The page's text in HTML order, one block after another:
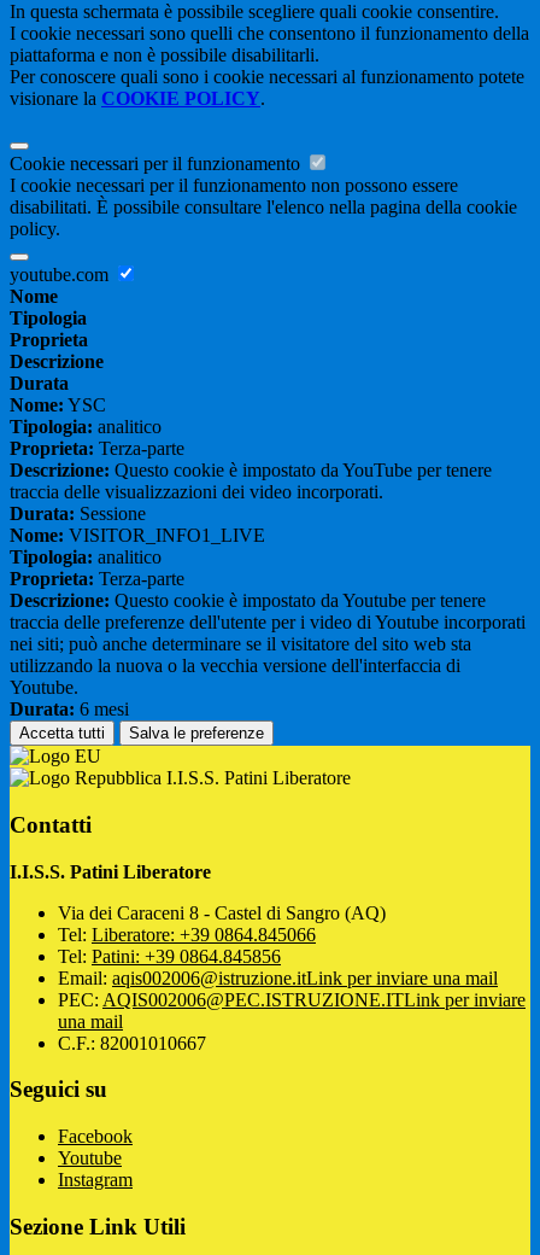
In questa schermata è possibile scegliere quali cookie consentire.
I cookie necessari sono quelli che consentono il funzionamento della
piattaforma e non è possibile disabilitarli.
Per conoscere quali sono i cookie necessari al funzionamento potete
visionare la COOKIE POLICY.
Cookie necessari per il funzionamento
I cookie necessari per il funzionamento non possono essere
disabilitati. È possibile consultare l'elenco nella pagina della cookie
policy.
youtube.com
Nome
Tipologia
Proprieta
Descrizione
Durata
Nome: YSC
Tipologia: analitico
Proprieta: Terza-parte
Descrizione: Questo cookie è impostato da YouTube per tenere
traccia delle visualizzazioni dei video incorporati.
Durata: Sessione
Nome: VISITOR_INFO1_LIVE
Tipologia: analitico
Proprieta: Terza-parte
Descrizione: Questo cookie è impostato da Youtube per tenere
traccia delle preferenze dell'utente per i video di Youtube incorporati
nei siti; può anche determinare se il visitatore del sito web sta
utilizzando la nuova o la vecchia versione dell'interfaccia di
Youtube.
Durata: 6 mesi
Accetta tutti Salva le preferenze
I.I.S.S. Patini Liberatore
Contatti
I.I.S.S. Patini Liberatore
Via dei Caraceni 8 - Castel di Sangro (AQ)
Tel: Liberatore: +39 0864.845066
Tel: Patini: +39 0864.845856
Email: aqis002006@istruzione.itLink per inviare una mail
PEC: AQIS002006@PEC.ISTRUZIONE.ITLink per inviare
una mail
C.F.: 82001010667
Seguici su
Facebook
Youtube
Instagram
Sezione Link Utili